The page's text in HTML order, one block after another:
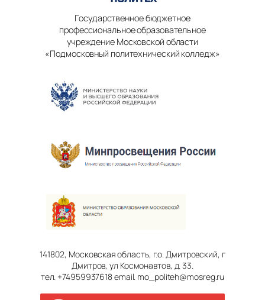
Государственное бюджетное
профессиональное образовательное
учреждение Московской области
«Подмосковный политехнический колледж»
141802, Московская область, г.о. Дмитровский, г
Дмитров, ул Космонавтов, д. 33.
тел. +74959937618 email. mo_politeh@mosreg.ru